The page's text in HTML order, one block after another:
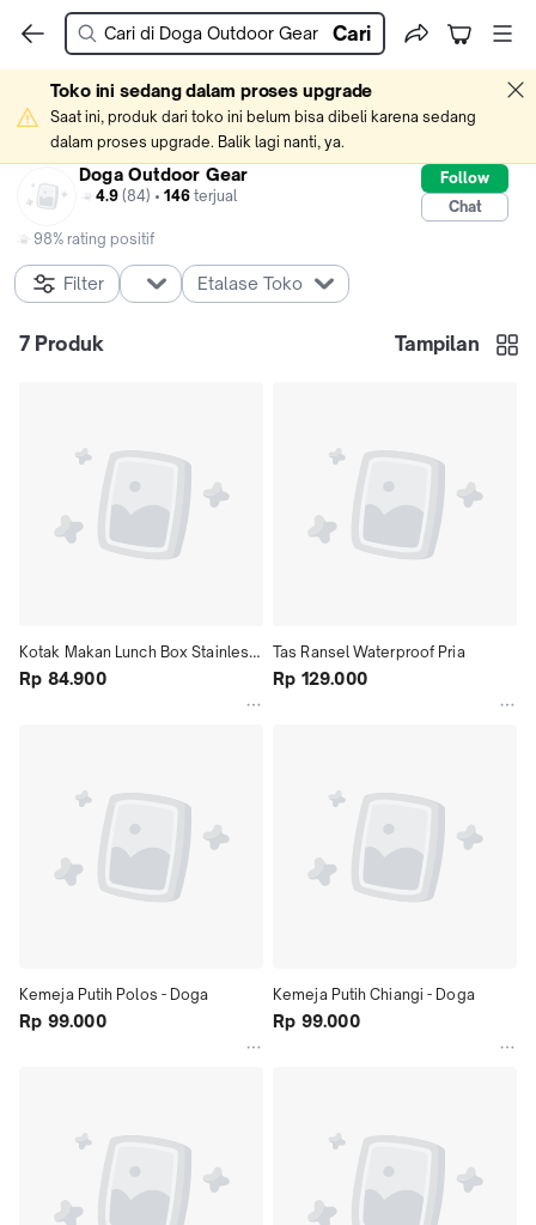
Cari
Toko ini sedang dalam proses upgrade
Saat ini, produk dari toko ini belum bisa dibeli karena sedang
dalam proses upgrade. Balik lagi nanti, ya.
Doga Outdoor Gear
4.9 (84) • 146 terjual
Follow
Chat
98% rating positif
Filter Etalase Toko
7 Produk Tampilan
Kotak Makan Lunch Box Stainless
Steel 3 Grid 1L
Rp 84.900
Kemeja Putih Polos - Doga
Rp 99.000
Tas Ransel Waterproof Pria
Rp 129.000
Kemeja Putih Chiangi - Doga
Rp 99.000